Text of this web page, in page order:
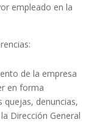
empleado en la
de la empresa
en forma
quejas, denuncias,
Dirección General